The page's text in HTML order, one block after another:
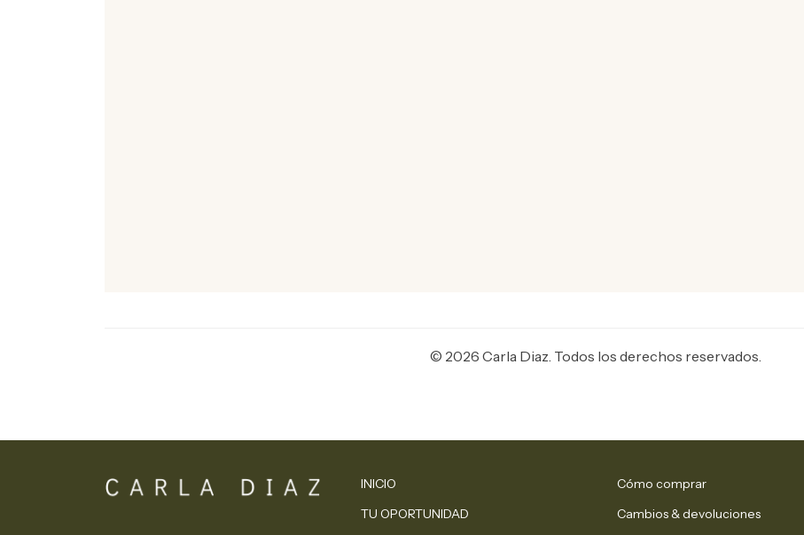
© 2026 Carla Diaz. Todos los derechos reservados.
INICIO
TU OPORTUNIDAD
Cómo comprar
Cambios & devoluciones